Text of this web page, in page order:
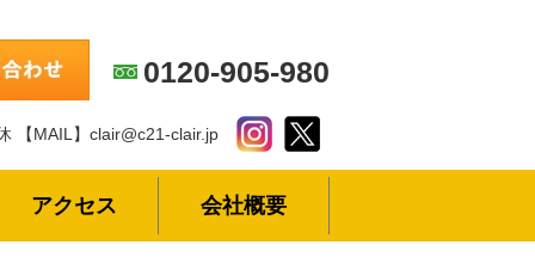
0120-905-980
【MAIL】clair@c21-clair.jp
アクセス 会社概要